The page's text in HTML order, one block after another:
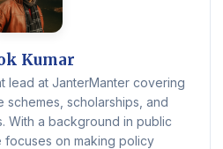
Kumar
lead at JanterManter covering
schemes, scholarships, and
With a background in public
focuses on making policy